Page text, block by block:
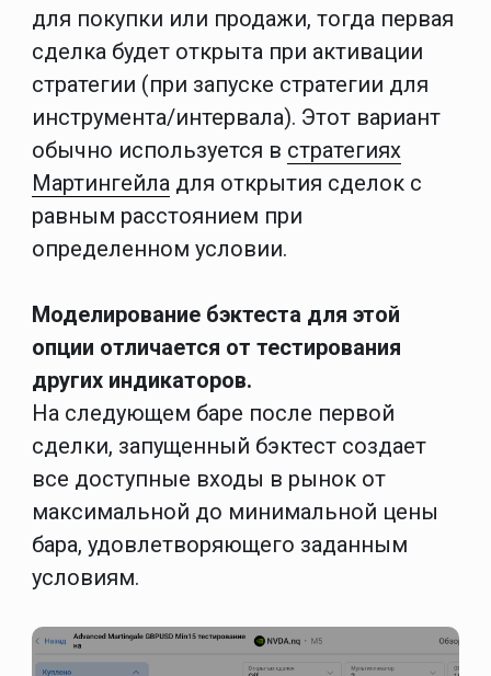
для покупки или продажи, тогда первая
сделка будет открыта при активации
стратегии (при запуске стратегии для
инструмента/интервала). Этот вариант
обычно используется в стратегиях
Мартингейладля открытия сделок с
равным расстоянием при
определенном условии.
Моделирование бэктеста для этой
опции отличается от тестирования
других индикаторов.
На следующем баре после первой
сделки, запущенный бэктест создает
все доступные входы в рынок от
максимальной до минимальной цены
бара, удовлетворяющего заданным
условиям.